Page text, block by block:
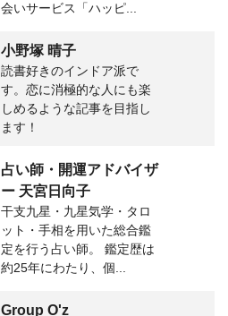
会いサービス「ハッピ...
小野塚 晴子
読書好きのインドア派で
す。恋に消極的な人にも楽
しめるような記事を目指し
ます！
占い師・開運アドバイザ
ー 天宮日向子
干支九星・九星気学・タロ
ット・手相を用いた総合鑑
定を行う占い師。 鑑定歴は
約25年にわたり、個...
Group O'z